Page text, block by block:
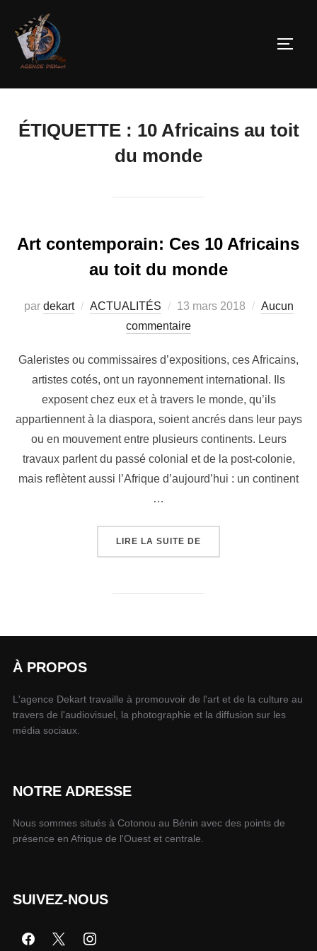
ÉTIQUETTE : 10 Africains au toit
du monde
Art contemporain: Ces 10 Africains
au toit du monde
par dekart ACTUALITÉS 13 mars 2018
Aucun
commentaire
Galeristes ou commissaires d’expositions, ces Africains,
artistes cotés, ont un rayonnement international. Ils
exposent chez eux et à travers le monde, qu’ils
appartiennent à la diaspora, soient ancrés dans leur pays
ou en mouvement entre plusieurs continents. Leurs
travaux parlent du passé colonial et de la post-colonie,
mais reflètent aussi l’Afrique d’aujourd’hui : un continent
…
LIRE LA SUITE DE
À PROPOS
L'agence Dekart travaille à promouvoir de l'art et de la culture au
travers de l'audiovisuel, la photographie et la diffusion sur les
média sociaux.
NOTRE ADRESSE
Nous sommes situés à Cotonou au Bénin avec des points de
présence en Afrique de l'Ouest et centrale.
SUIVEZ-NOUS